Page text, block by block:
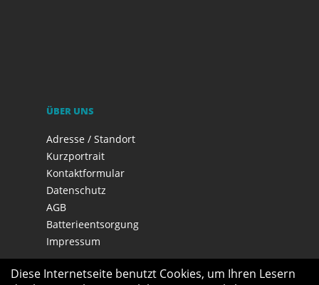
ÜBER UNS
Adresse / Standort
Kurzportrait
Kontaktformular
Datenschutz
AGB
Batterieentsorgung
Impressum
Diese Internetseite benutzt Cookies, um Ihren Lesern